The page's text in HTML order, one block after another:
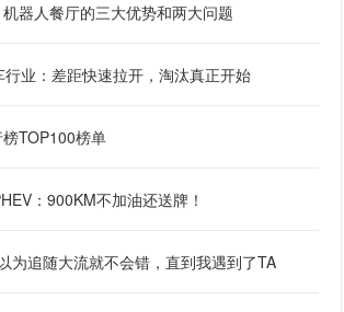
器人餐厅的三大优势和两大问题
业：差距快速拉开，淘汰真正开始
TOP100榜单
：900KM不加油还送牌！
为追随大流就不会错，直到我遇到了TA